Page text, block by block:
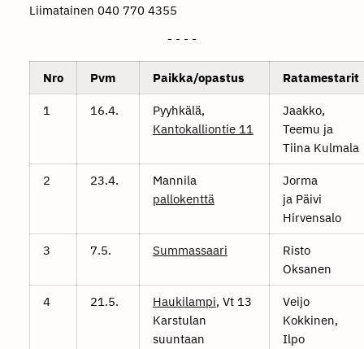
Liimatainen 040 770 4355
- - - -
Nro Pvm Paikka/opastus Ratamestarit
1 16.4.
Pyyhkälä,
Kantokalliontie 11
Jaakko,
Teemu ja
Tiina Kulmala
2 23.4.
Mannila
pallokenttä
Jorma
ja Päivi
Hirvensalo
3 7.5. Summassaari
Risto
Oksanen
4 21.5. Haukilampi, Vt 13
Karstulan
suuntaan
Veijo
Kokkinen,
Ilpo